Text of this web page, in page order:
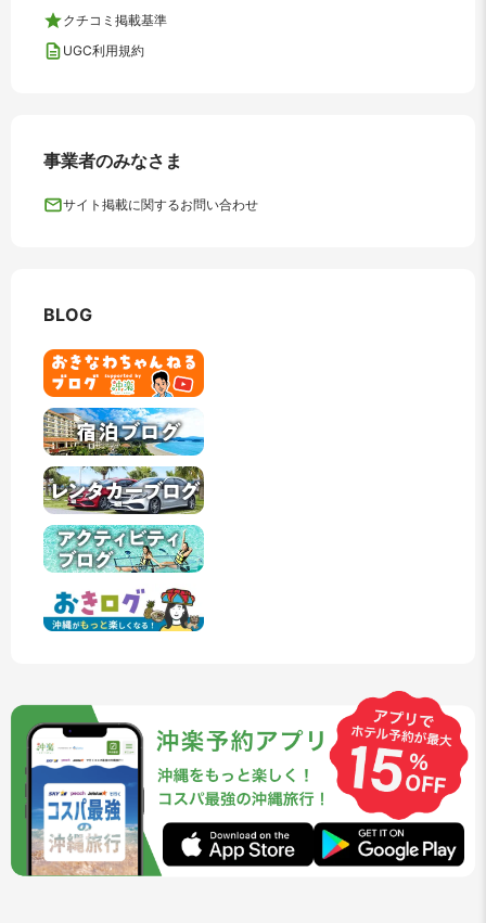
クチコミ掲載基準
UGC利用規約
事業者のみなさま
サイト掲載に関するお問い合わせ
BLOG